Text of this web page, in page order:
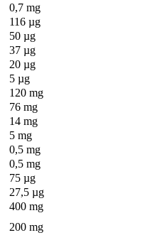
0,7 mg
116 µg
50 µg
37 µg
20 µg
5 µg
120 mg
76 mg
14 mg
5 mg
0,5 mg
0,5 mg
75 µg
27,5 µg
400 mg
200 mg